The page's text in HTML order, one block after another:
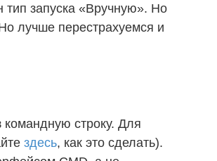
запуска «Вручную». Но
лучше перестрахуемся и
строку. Для
здесь, как это сделать).